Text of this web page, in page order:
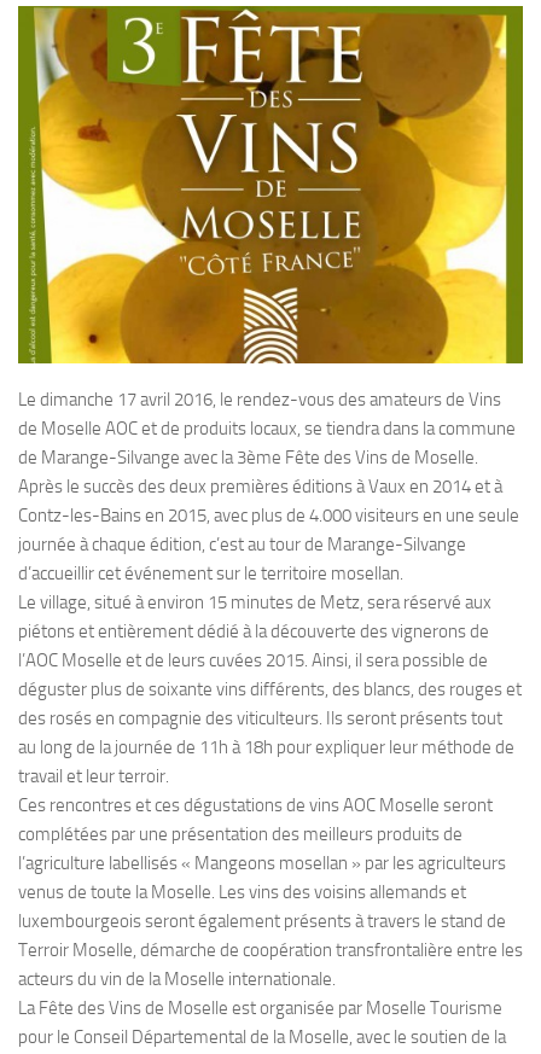
Le dimanche 17 avril 2016, le rendez-vous des amateurs de Vins
de Moselle AOC et de produits locaux, se tiendra dans la commune
de Marange-Silvange avec la 3ème Fête des Vins de Moselle.
Après le succès des deux premières éditions à Vaux en 2014 et à
Contz-les-Bains en 2015, avec plus de 4.000 visiteurs en une seule
journée à chaque édition, c’est au tour de Marange-Silvange
d’accueillir cet événement sur le territoire mosellan.
Le village, situé à environ 15 minutes de Metz, sera réservé aux
piétons et entièrement dédié à la découverte des vignerons de
l’AOC Moselle et de leurs cuvées 2015. Ainsi, il sera possible de
déguster plus de soixante vins différents, des blancs, des rouges et
des rosés en compagnie des viticulteurs. Ils seront présents tout
au long de la journée de 11h à 18h pour expliquer leur méthode de
travail et leur terroir.
Ces rencontres et ces dégustations de vins AOC Moselle seront
complétées par une présentation des meilleurs produits de
l’agriculture labellisés « Mangeons mosellan » par les agriculteurs
venus de toute la Moselle. Les vins des voisins allemands et
luxembourgeois seront également présents à travers le stand de
Terroir Moselle, démarche de coopération transfrontalière entre les
acteurs du vin de la Moselle internationale.
La Fête des Vins de Moselle est organisée par Moselle Tourisme
pour le Conseil Départemental de la Moselle, avec le soutien de la